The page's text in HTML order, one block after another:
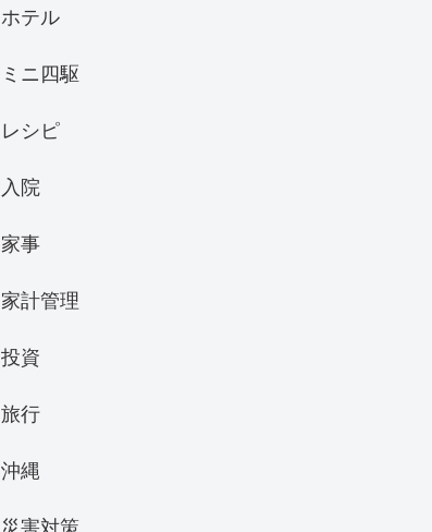
ホテル
ミニ四駆
レシピ
入院
家事
家計管理
投資
旅行
沖縄
災害対策